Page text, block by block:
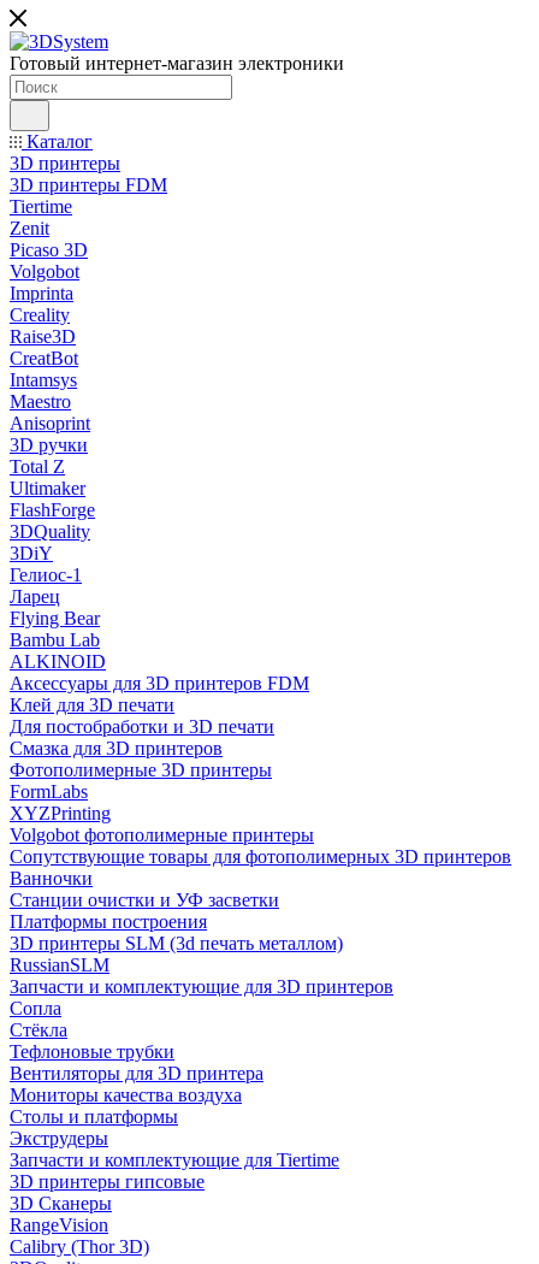
Готовый интернет-магазин электроники
Каталог
3D принтеры
3D принтеры FDM
Tiertime
Zenit
Picaso 3D
Volgobot
Imprinta
Creality
Raise3D
CreatBot
Intamsys
Maestro
Anisoprint
3D ручки
Total Z
Ultimaker
FlashForge
3DQuality
3DiY
Гелиос-1
Ларец
Flying Bear
Bambu Lab
ALKINOID
Аксессуары для 3D принтеров FDM
Клей для 3D печати
Для постобработки и 3D печати
Смазка для 3D принтеров
Фотополимерные 3D принтеры
FormLabs
XYZPrinting
Volgobot фотополимерные принтеры
Сопутствующие товары для фотополимерных 3D принтеров
Ванночки
Станции очистки и УФ засветки
Платформы построения
3D принтеры SLM (3d печать металлом)
RussianSLM
Запчасти и комплектующие для 3D принтеров
Сопла
Cтёкла
Тефлоновые трубки
Вентиляторы для 3D принтера
Мониторы качества воздуха
Столы и платформы
Экструдеры
Запчасти и комплектующие для Tiertime
3D принтеры гипсовые
3D Сканеры
RangeVision
Calibry (Thor 3D)